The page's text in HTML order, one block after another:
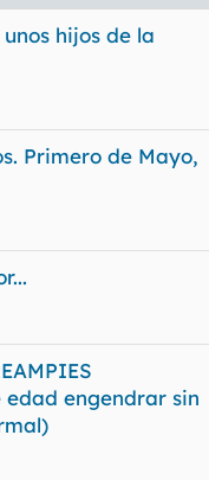
hijos de la
Primero de Mayo,
edad engendrar sin